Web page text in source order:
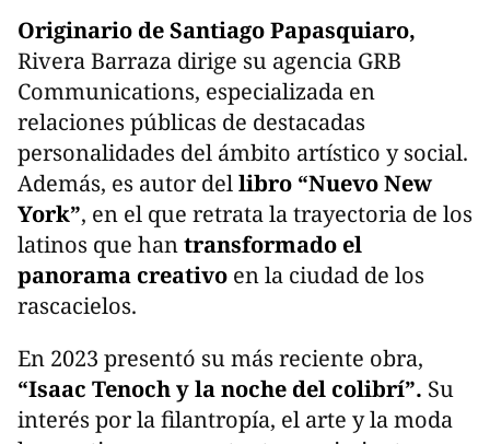
Originario de Santiago Papasquiaro,
Rivera Barraza dirige su agencia GRB
Communications, especializada en
relaciones públicas de destacadas
personalidades del ámbito artístico y social.
Además, es autor dellibro “Nuevo New
York”, en el que retrata la trayectoria de los
latinos que hantransformado el
panorama creativo en la ciudad de los
rascacielos.
En 2023 presentó su más reciente obra,
“Isaac Tenoch y la noche del colibrí”. Su
interés por la filantropía, el arte y la moda